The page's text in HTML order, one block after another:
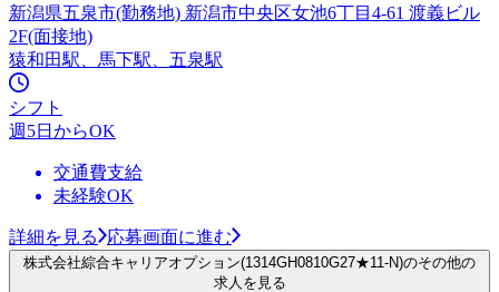
新潟県五泉市(勤務地) 新潟市中央区女池6丁目4-61 渡義ビル
2F(面接地)
猿和田駅、馬下駅、五泉駅
シフト
週5日からOK
交通費支給
未経験OK
詳細を見る 応募画面に進む
株式会社綜合キャリアオプション(1314GH0810G27★11-N)のその他の
求人を見る